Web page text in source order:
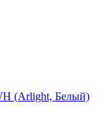
(Arlight, Белый)